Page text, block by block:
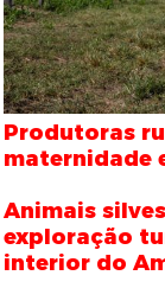
Produtoras
maternidade
Animais
exploração
interior do